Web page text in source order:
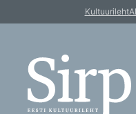
Kultuurileht